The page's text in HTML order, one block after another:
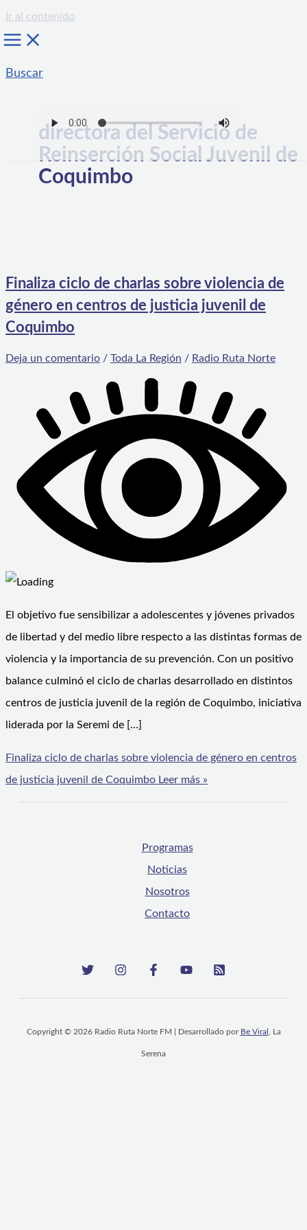
Ir al contenido
Buscar
directora del Servicio de
Reinserción Social Juvenil de
Coquimbo
Finaliza ciclo de charlas sobre violencia de
género en centros de justicia juvenil de
Coquimbo
Deja un comentario / Toda La Región / Radio Ruta Norte
El objetivo fue sensibilizar a adolescentes y jóvenes privados
de libertad y del medio libre respecto a las distintas formas de
violencia y la importancia de su prevención. Con un positivo
balance culminó el ciclo de charlas desarrollado en distintos
centros de justicia juvenil de la región de Coquimbo, iniciativa
liderada por la Seremi de […]
Finaliza ciclo de charlas sobre violencia de género en centros
de justicia juvenil de Coquimbo Leer más »
Programas
Noticias
Nosotros
Contacto
Copyright © 2026 Radio Ruta Norte FM | Desarrollado por Be Viral , La
Serena